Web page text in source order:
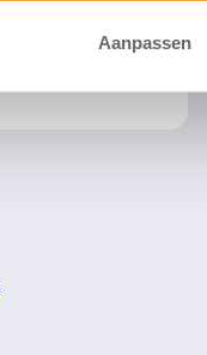
Aanpassen